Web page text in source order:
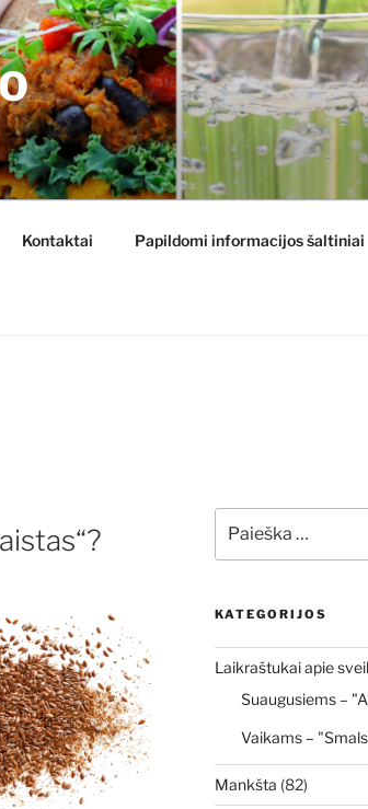
Kontaktai Papildomi informacijos šaltiniai
KATEGORIJOS
Laikraštukai apie
Suaugusiems –
Vaikams –
Mankšta (82)